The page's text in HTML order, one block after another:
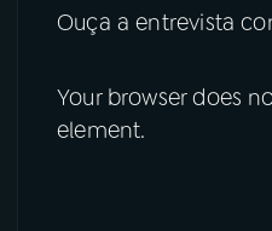
Ouça a entrevista
Your browser does
element.